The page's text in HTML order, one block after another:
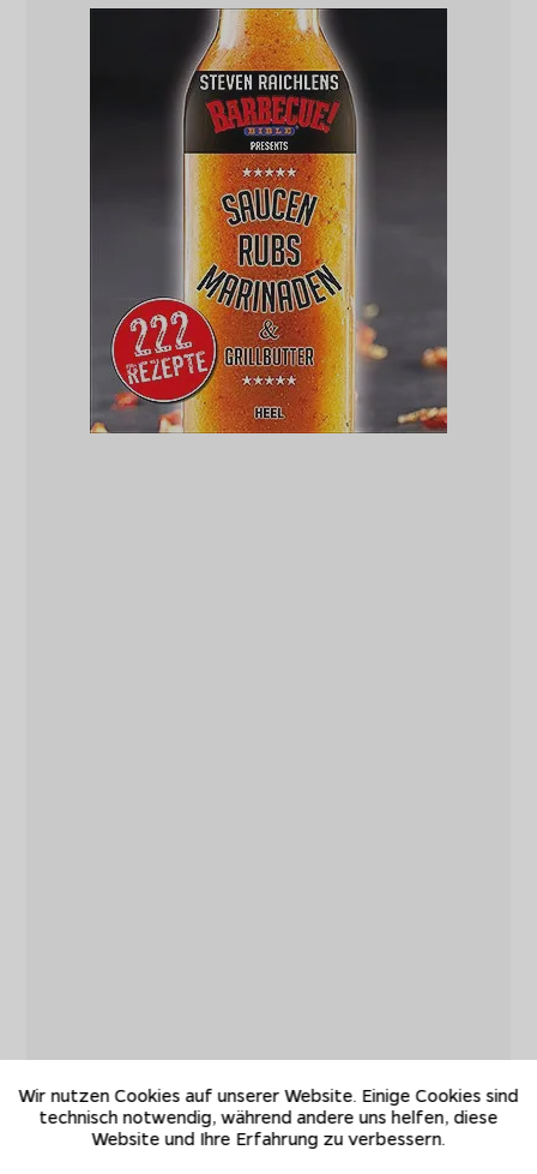
Wir nutzen Cookies auf unserer Website. Einige Cookies sind
technisch notwendig, während andere uns helfen, diese
Website und Ihre Erfahrung zu verbessern.